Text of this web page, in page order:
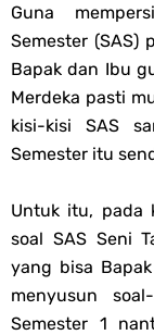
Guna
Semester (SAS)
Bapak dan Ibu
Merdeka pasti
kisi-kisi SAS
Semester itu
Untuk itu, pada
soal SAS Seni
yang bisa
menyusun
Semester 1